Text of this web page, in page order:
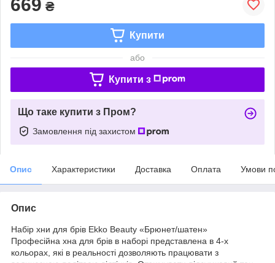
669 ₴
Купити
або
Купити з
Що таке купити з Пром?
Замовлення під захистом
Опис Характеристики Доставка Оплата Умови
Опис
Набір хни для брів Ekko Beauty «Брюнет/шатен»
Професійна хна для брів в наборі представлена в 4-х
кольорах, які в реальності дозволяють працювати з